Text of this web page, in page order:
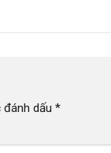
dấu *